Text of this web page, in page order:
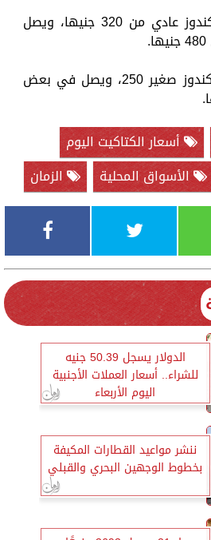
ويبدأ سعر كيلو لحم كندوز عادي من 320 جنيها، ويصل
ويكون سعر كيو لحم كندوز صغير 250، ويصل في بعض
أسعار الكتاكيت اليوم
الأسواق المحلية الزمان
الدولار يسجل 50.39 جنيه
للشراء.. أسعار العملات الأجنبية
اليوم الأربعاء
ننشر مواعيد القطارات المكيفة
بخطوط الوجهين البحري والقبلي